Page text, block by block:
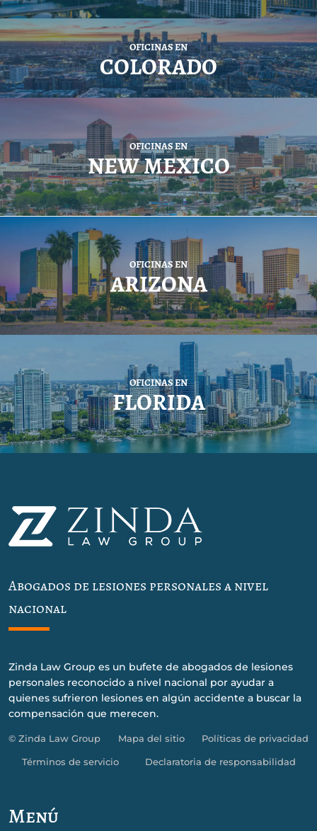
OFICINAS EN
COLORADO
OFICINAS EN
NEW MEXICO
OFICINAS EN
ARIZONA
OFICINAS EN
FLORIDA
Abogados de lesiones personales a nivel
nacional
Zinda Law Group es un bufete de abogados de lesiones
personales reconocido a nivel nacional por ayudar a
quienes sufrieron lesiones en algún accidente a buscar la
compensación que merecen.
© Zinda Law Group Mapa del sitio Políticas de privacidad
Términos de servicio Declaratoria de responsabilidad
Menú